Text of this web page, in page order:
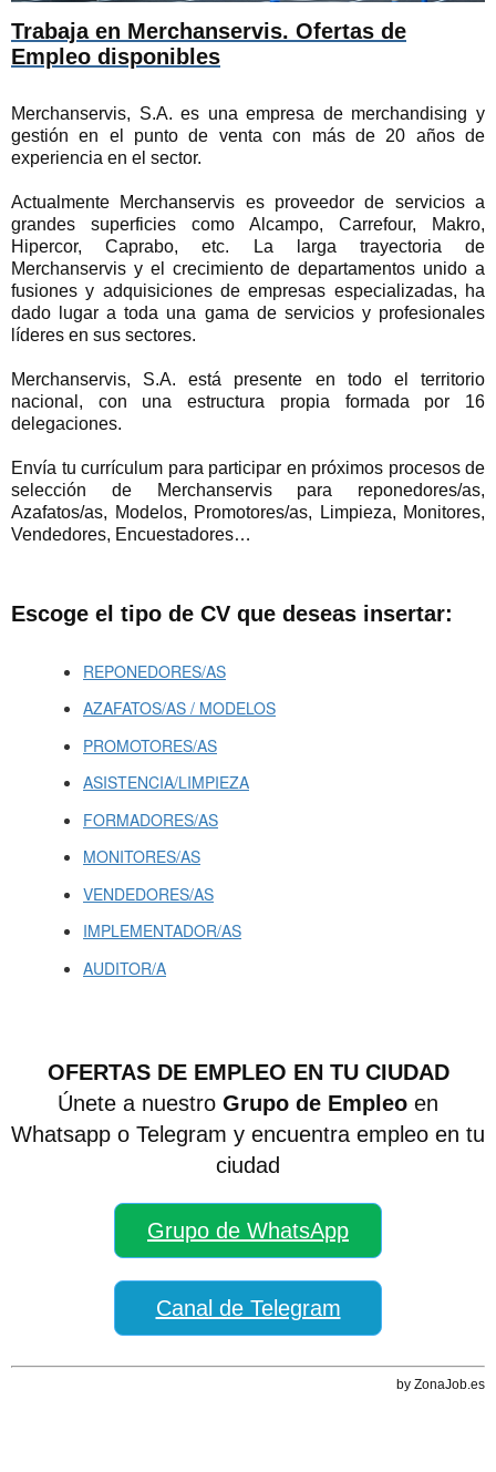
Trabaja en Merchanservis. Ofertas de
Empleo disponibles
Merchanservis, S.A. es una empresa de merchandising y
gestión en el punto de venta con más de 20 años de
experiencia en el sector.
Actualmente Merchanservis es proveedor de servicios a
grandes superficies como Alcampo, Carrefour, Makro,
Hipercor, Caprabo, etc. La larga trayectoria de
Merchanservis y el crecimiento de departamentos unido a
fusiones y adquisiciones de empresas especializadas, ha
dado lugar a toda una gama de servicios y profesionales
líderes en sus sectores.
Merchanservis, S.A. está presente en todo el territorio
nacional, con una estructura propia formada por 16
delegaciones.
Envía tu currículum para participar en próximos procesos de
selección de Merchanservis para reponedores/as,
Azafatos/as, Modelos, Promotores/as, Limpieza, Monitores,
Vendedores, Encuestadores…
Escoge el tipo de CV que deseas insertar:
REPONEDORES/AS
AZAFATOS/AS / MODELOS
PROMOTORES/AS
ASISTENCIA/LIMPIEZA
FORMADORES/AS
MONITORES/AS
VENDEDORES/AS
IMPLEMENTADOR/AS
AUDITOR/A
OFERTAS DE EMPLEO EN TU CIUDAD
Únete a nuestro Grupo de Empleo en
Whatsapp o Telegram y encuentra empleo en tu
ciudad
Grupo de WhatsApp
Canal de Telegram
by ZonaJob.es